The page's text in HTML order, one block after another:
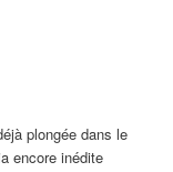
plongée dans le
encore inédite